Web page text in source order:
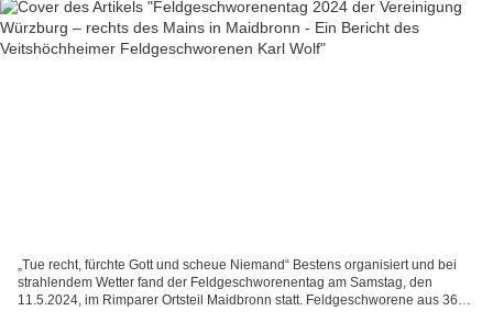
„Tue recht, fürchte Gott und scheue Niemand“ Bestens organisiert und bei
strahlendem Wetter fand der Feldgeschworenentag am Samstag, den
11.5.2024, im Rimparer Ortsteil Maidbronn statt. Feldgeschworene aus 36